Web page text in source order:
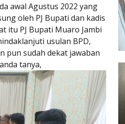
awal Agustus 2022 yang
oleh PJ Bupati dan kadis
itu PJ Bupati Muaro Jambi
usulan BPD,
pun sudah dekat jawaban
tanya,